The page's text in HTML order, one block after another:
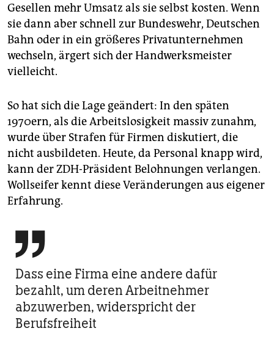
Gesellen mehr Umsatz als sie selbst kosten. Wenn
sie dann aber schnell zur Bundeswehr, Deutschen
Bahn oder in ein größeres Privatunternehmen
wechseln, ärgert sich der Handwerksmeister
vielleicht.
So hat sich die Lage geändert: In den späten
1970ern, als die Arbeitslosigkeit massiv zunahm,
wurde über Strafen für Firmen diskutiert, die
nicht ausbildeten. Heute, da Personal knapp wird,
kann der ZDH-Präsident Belohnungen verlangen.
Wollseifer kennt diese Veränderungen aus eigener
Erfahrung.

Dass eine Firma eine andere dafür
bezahlt, um deren Arbeitnehmer
abzuwerben, widerspricht der
Berufsfreiheit